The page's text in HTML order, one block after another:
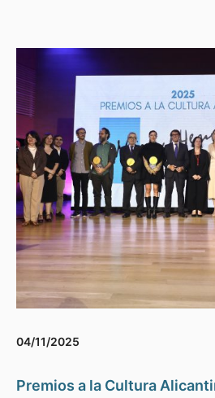
04/11/2025
Premios a la Cultura